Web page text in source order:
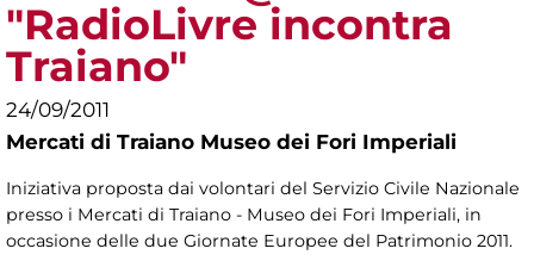
"RadioLivre incontra
Traiano"
24/09/2011
Mercati di Traiano Museo dei Fori Imperiali
Iniziativa proposta dai volontari del Servizio Civile Nazionale
presso i Mercati di Traiano - Museo dei Fori Imperiali, in
occasione delle due Giornate Europee del Patrimonio 2011.